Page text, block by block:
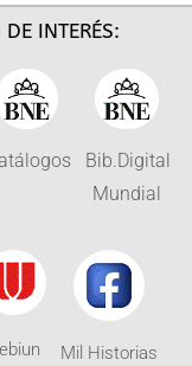
INTERÉS:
Bib.Digital
Mundial
Mil Historias